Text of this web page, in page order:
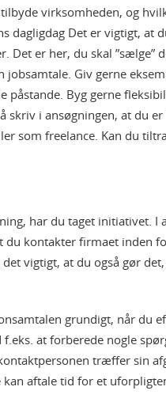
virksomheden, og
dagligdag Det er vigtigt,
Det er her, du skal
Giv gerne
påstande. Byg gerne
skriv i ansøgningen, at du
som freelance. Kan du
har du taget initiativet.
du kontakter firmaet inden
vigtigt, at du også gør
grundigt, når du
at forberede nogle
træffer sin
aftale tid for et